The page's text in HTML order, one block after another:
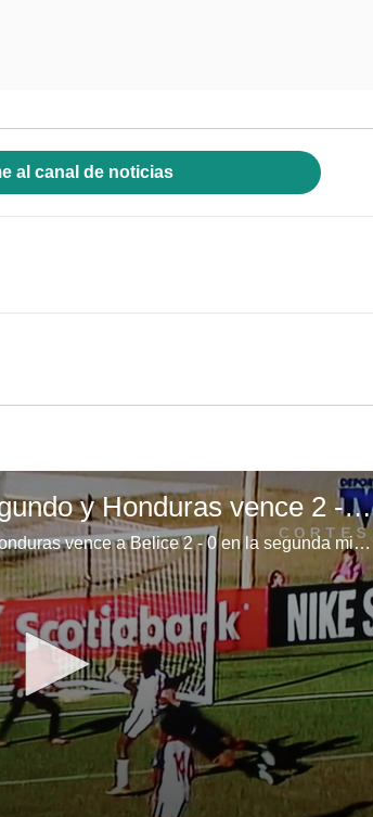
al canal de noticias
Villafranca anota el segundo y Honduras vence 2 - 0 a Belice
Josué Villafranca anota doblete y Honduras vence a Belice 2 - 0 en la segunda mitad del partido.